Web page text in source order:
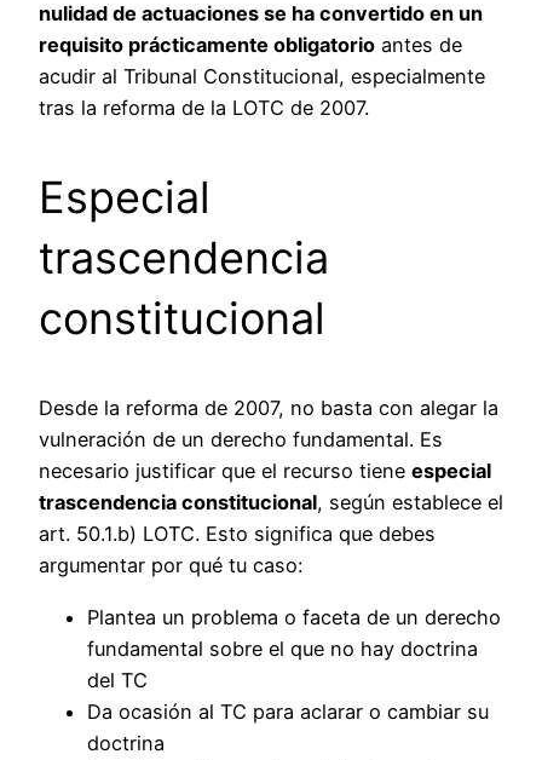
nulidad de actuaciones se ha convertido en un
requisito prácticamente obligatorio antes de
acudir al Tribunal Constitucional, especialmente
tras la reforma de la LOTC de 2007.
Especial
trascendencia
constitucional
Desde la reforma de 2007, no basta con alegar la
vulneración de un derecho fundamental. Es
necesario justificar que el recurso tiene especial
trascendencia constitucional, según establece el
art. 50.1.b) LOTC. Esto significa que debes
argumentar por qué tu caso:
Plantea un problema o faceta de un derecho
fundamental sobre el que no hay doctrina
del TC
Da ocasión al TC para aclarar o cambiar su
doctrina